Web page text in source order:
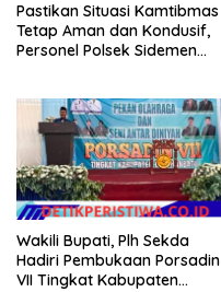
Pastikan Situasi Kamtibmas
Tetap Aman dan Kondusif,
Personel Polsek Sidemen
Wakili Bupati, Plh Sekda
Hadiri Pembukaan Porsadin
VII Tingkat Kabupaten